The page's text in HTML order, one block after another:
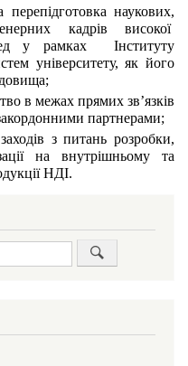
наукових,
кадрів високої
у рамках  Інституту
університету, як його
в межах прямих зв’язків
партнерами;
з питань розробки,
на внутрішньому та
НДІ.